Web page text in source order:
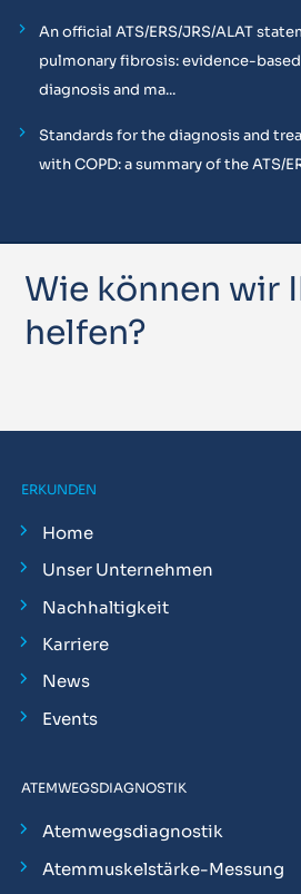
An official ATS/ERS/JRS/ALAT
pulmonary fibrosis: evidence-
diagnosis and ma...
Standards for the diagnosis and
with COPD: a summary of the ATS/
Wie können wir
helfen?
ERKUNDEN
Home
Unser Unternehmen
Nachhaltigkeit
Karriere
News
Events
ATEMWEGSDIAGNOSTIK
Atemwegsdiagnostik
Atemmuskelstärke-Messung